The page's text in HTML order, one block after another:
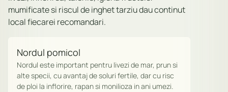
mumificate si riscul de inghet tarziu dau continut
local fiecarei recomandari.
Nordul pomicol
Nordul este important pentru livezi de mar, prun si
alte specii, cu avantaj de soluri fertile, dar cu risc
de ploi la inflorire, rapan si monilioza in ani umezi.